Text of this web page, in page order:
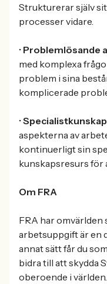
Strukturerar själv
processer vidare.
• Problemlösande
med komplexa
problem i sina
komplicerade
•Specialistkunskap
aspekterna av
kontinuerligt sin
kunskapsresurs för
Om FRA
FRA har omvärlden
arbetsuppgift är en
annat sätt får du
bidra till att skydda
oberoende i